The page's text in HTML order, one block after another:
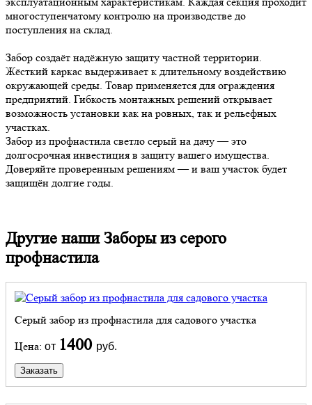
многоступенчатому контролю на производстве до
поступления на склад.
Забор создаёт надёжную защиту частной территории.
Жёсткий каркас выдерживает к длительному воздействию
окружающей среды. Товар применяется для ограждения
предприятий. Гибкость монтажных решений открывает
возможность установки как на ровных, так и рельефных
участках.
Забор из профнастила светло серый на дачу — это
долгосрочная инвестиция в защиту вашего имущества.
Доверяйте проверенным решениям — и ваш участок будет
защищён долгие годы.
Другие наши Заборы из серого
профнастила
Серый забор из профнастила для садового участка
Цена: от 1400 руб.
Заказать